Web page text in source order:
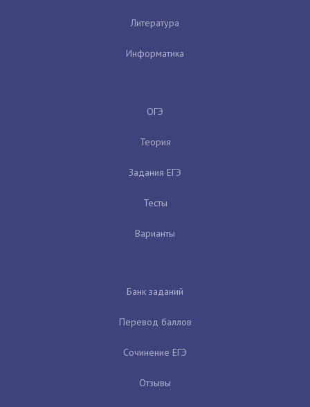
Литература
Информатика
ОГЭ
Теория
Задания ЕГЭ
Тесты
Варианты
Банк заданий
Перевод баллов
Сочинение ЕГЭ
Отзывы